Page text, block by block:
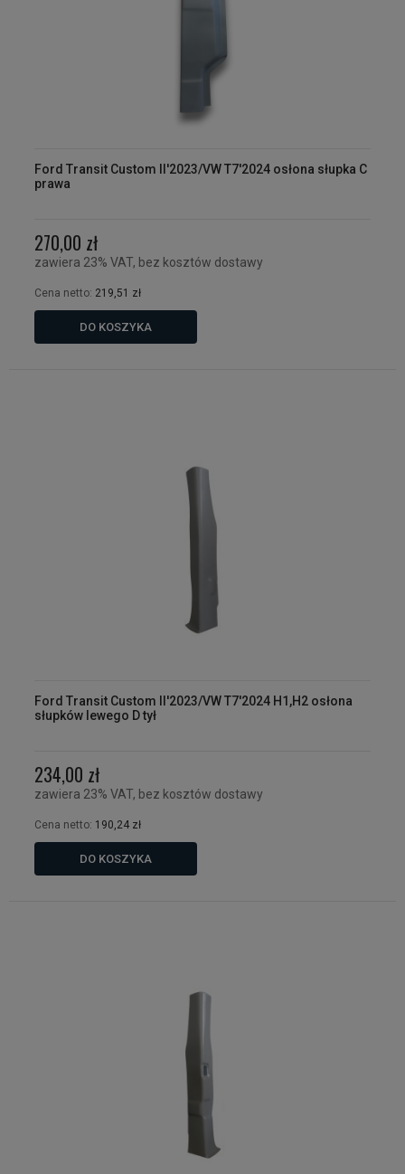
Ford Transit Custom II'2023/VW T7'2024 osłona słupka C
prawa
270,00 zł
zawiera 23% VAT, bez kosztów dostawy
Cena netto: 219,51 zł
DO KOSZYKA
Ford Transit Custom II'2023/VW T7'2024 H1,H2 osłona
słupków lewego D tył
234,00 zł
zawiera 23% VAT, bez kosztów dostawy
Cena netto: 190,24 zł
DO KOSZYKA